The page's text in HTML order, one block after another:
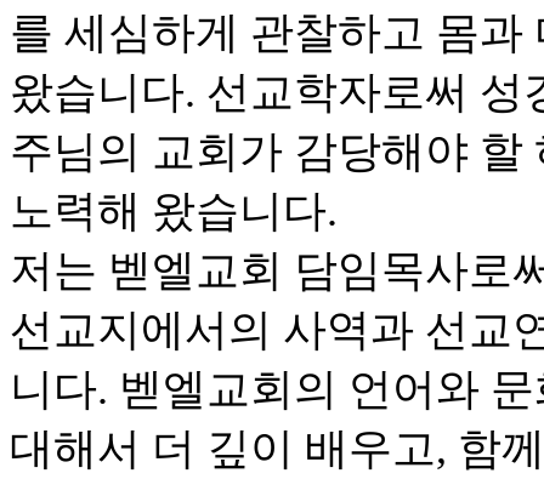
를 세심하게 관찰하고 몸
왔습니다. 선교학자로써
주님의 교회가 감당해야
노력해 왔습니다.
저는 벧엘교회 담임목사로
선교지에서의 사역과 선교
니다. 벧엘교회의 언어와
대해서 더 깊이 배우고, 함